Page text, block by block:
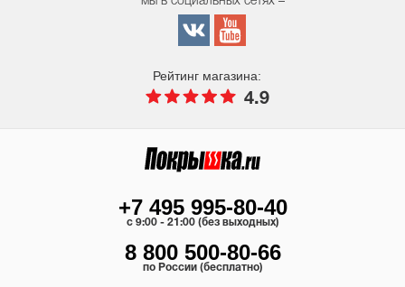
Рейтинг магазина:
4.9
+7 495 995-80-40
c 9:00 - 21:00 (без выходных)
8 800 500-80-66
по России (бесплатно)